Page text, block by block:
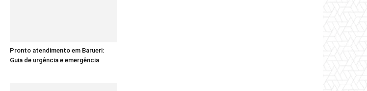
Pronto atendimento em Barueri:
Guia de urgência e emergência